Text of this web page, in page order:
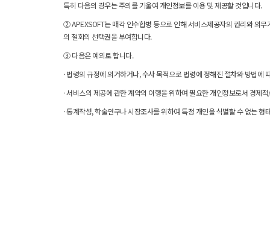
특히 다음의 경우는 주의를 기울여 개인정보를 이용 및 제공할 것입니다.
② APEXSOFT는 매각 인수합병 등으로 인해 서비스제공자의 권리와 의
의 철회의 선택권을 부여합니다.
③ 다음은 예외로 합니다.
· 법령의 규정에 의거하거나, 수사 목적으로 법령에 정해진 절차와 방법에
· 서비스의 제공에 관한 계약의 이행을 위하여 필요한 개인정보로서 경제
· 통계작성, 학술연구나 시장조사를 위하여 특정 개인을 식별할 수 없는